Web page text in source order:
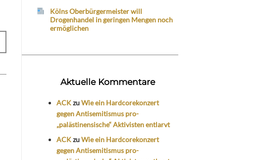
Kölns Oberbürgermeister will
Drogenhandel in geringen Mengen noch
ermöglichen
Aktuelle Kommentare
ACKzuWie ein Hardcorekonzert
gegen Antisemitismus pro-
„palästinensische“ Aktivisten entlarvt
ACKzuWie ein Hardcorekonzert
gegen Antisemitismus pro-